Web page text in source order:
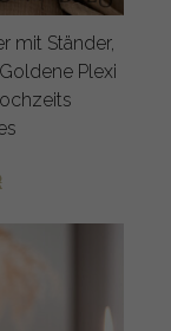
mit Ständer,
Plexi